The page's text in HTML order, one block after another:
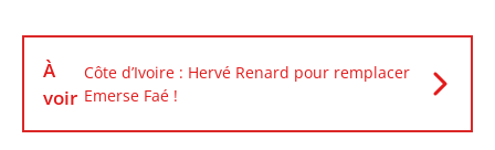
À
voir
Côte d’Ivoire : Hervé Renard pour remplacer
Emerse Faé !